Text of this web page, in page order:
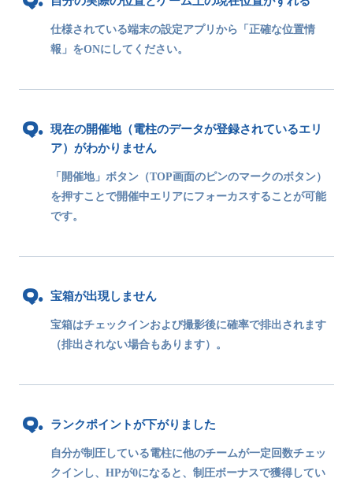
仕様されている端末の設定アプリから「正確な位置情
報」をONにしてください。
現在の開催地（電柱のデータが登録されているエリ
ア）がわかりません
「開催地」ボタン（TOP画面のピンのマークのボタン）
を押すことで開催中エリアにフォーカスすることが可能
です。
宝箱が出現しません
宝箱はチェックインおよび撮影後に確率で排出されます
（排出されない場合もあります）。
ランクポイントが下がりました
自分が制圧している電柱に他のチームが一定回数チェッ
クインし、HPが0になると、制圧ボーナスで獲得してい